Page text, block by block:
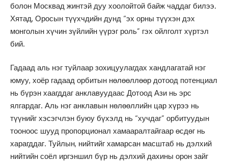
болон Москвад жинтэй дуу хоолойтой байж чаддаг билээ.
Хятад, Оросын түүхчдийн дунд “эх орны түүхэн дэх
монголын хүчин зүйлийн үүрэг роль” гэх ойлголт хүртэл
бий.
Гадаад аль нэг туйлаар зохицуулагдах хандлагатай нэг
юмуу, хоёр гадаад орбитын нөлөөллөөр дотоод потенциал
нь бүрэн хаагддаг анклавуудаас Дотоод Ази нь эрс
ялгардаг. Аль нэг анклавын нөлөөллийн цар хүрээ нь
түүнийг хэсэгчлэн буюу бүхэлд нь “хучдаг” орбитуудын
тооноос шууд пропорционал хамааралтайгаар өсдөг нь
харагддаг. Туйлын, нийтийг хамарсан масштаб нь дэлхий
нийтийн соёл иргэншил бүр нь дэлхий дахины орон зайг